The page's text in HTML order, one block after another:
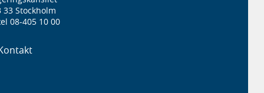
33 Stockholm
08-405 10 00